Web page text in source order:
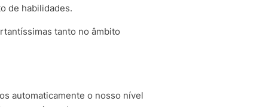
de habilidades.
tanto no âmbito
automaticamente o nosso nível